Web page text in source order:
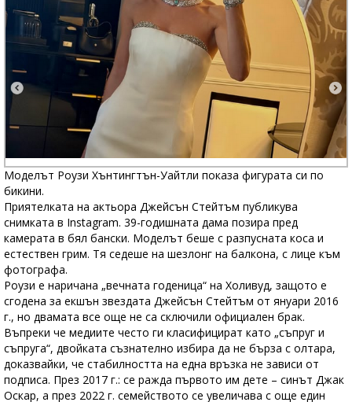
Моделът Роузи Хънтингтън-Уайтли показа фигурата си по
бикини.
Приятелката на актьора Джейсън Стейтъм публикува
снимката в Instagram. 39-годишната дама позира пред
камерата в бял бански. Моделът беше с разпусната коса и
естествен грим. Тя седеше на шезлонг на балкона, с лице към
фотографа.
Роузи е наричана „вечната годеница“ на Холивуд, защото е
сгодена за екшън звездата Джейсън Стейтъм от януари 2016
г., но двамата все още не са сключили официален брак.
Въпреки че медиите често ги класифицират като „съпруг и
съпруга“, двойката съзнателно избира да не бърза с олтара,
доказвайки, че стабилността на една връзка не зависи от
подписа. През 2017 г.: се ражда първото им дете – синът Джак
Оскар, а през 2022 г. семейството се увеличава с още един